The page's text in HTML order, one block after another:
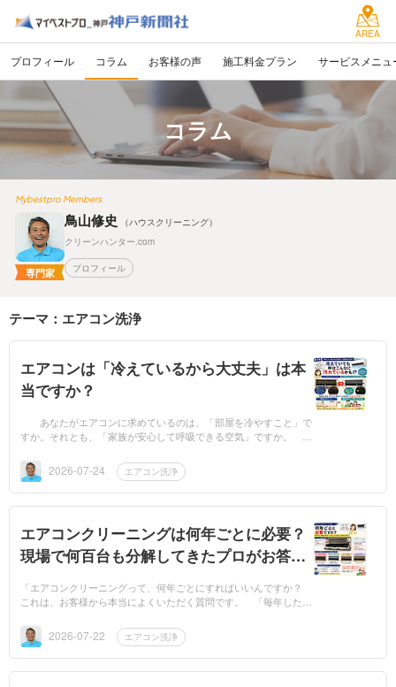
AREA
プロフィール コラム お客様の声 施工料金プラン サービスメニュ
コラム
Mybestpro Members
専門家
鳥山修史
（ハウスクリーニング）
クリーンハンター.com
プロフィール
テーマ：エアコン洗浄
エアコンは「冷えているから大丈夫」は本
当ですか？
あなたがエアコンに求めているのは、「部屋を冷やすこと」で
すか。それとも、「家族が安心して呼吸できる空気」ですか。
ます。「...2026-07-24 エアコン洗浄
エアコンクリーニングは何年ごとに必要？
現場で何百台も分解してきたプロがお答え
「エアコンクリーニングって、何年ごとにすればいいんですか？
これは、お客様から本当によくいただく質問です。 「毎年した方
ています...2026-07-22 エアコン洗浄